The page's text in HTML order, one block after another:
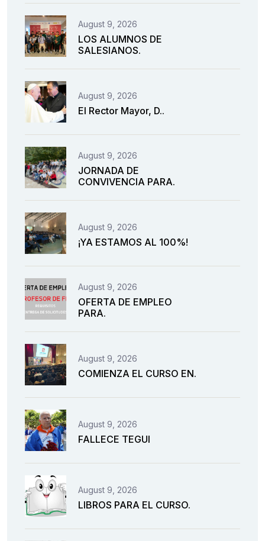
August 9, 2026
LOS ALUMNOS DE
SALESIANOS.
August 9, 2026
El Rector Mayor, D..
August 9, 2026
JORNADA DE
CONVIVENCIA PARA.
August 9, 2026
¡YA ESTAMOS AL 100%!
August 9, 2026
OFERTA DE EMPLEO
PARA.
August 9, 2026
COMIENZA EL CURSO EN.
August 9, 2026
FALLECE TEGUI
August 9, 2026
LIBROS PARA EL CURSO.